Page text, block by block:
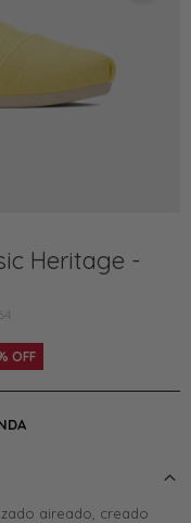
Heritage -
aireado, creado